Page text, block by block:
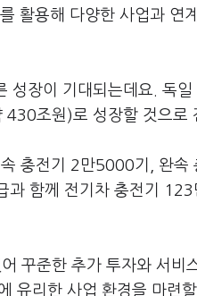
활용해 다양한 사업과 연
장이 기대되는데요. 독일
조원)로 성장할 것으로
충전기 2만5000기, 완
함께 전기차 충전기 123
꾸준한 추가 투자와 서비
유리한 사업 환경을 마련